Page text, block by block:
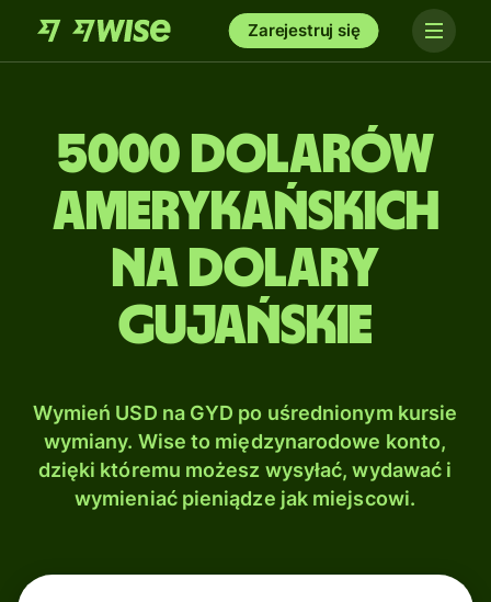
Zarejestruj się
5000 Dolarów
amerykańskich
na Dolary
gujańskie
Wymień USD na GYD po uśrednionym kursie
wymiany. Wise to międzynarodowe konto,
dzięki któremu możesz wysyłać, wydawać i
wymieniać pieniądze jak miejscowi.